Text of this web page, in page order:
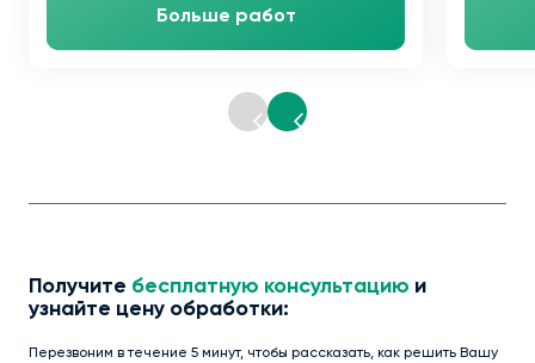
Больше работ
Получите бесплатную консультацию и
узнайте цену обработки:
Перезвоним в течение 5 минут, чтобы рассказать, как решить Вашу